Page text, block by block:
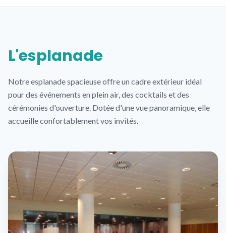
L'esplanade
Notre esplanade spacieuse offre un cadre extérieur idéal
pour des événements en plein air, des cocktails et des
cérémonies d'ouverture. Dotée d'une vue panoramique, elle
accueille confortablement vos invités.